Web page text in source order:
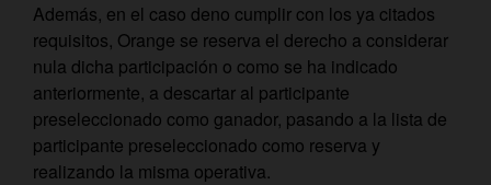
Además, en el caso deno cumplir con los ya citados
requisitos, Orange se reserva el derecho a considerar
nula dicha participación o como se ha indicado
anteriormente, a descartar al participante
preseleccionado como ganador, pasando a la lista de
participante preseleccionado como reserva y
realizando la misma operativa.